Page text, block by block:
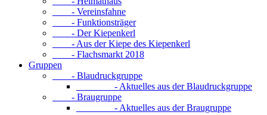
- Vereinsfahne
- Funktionsträger
- Der Kiepenkerl
- Aus der Kiepe des Kiepenkerl
- Flachsmarkt 2018
Gruppen
- Blaudruckgruppe
- Aktuelles aus der Blaudruckgruppe
- Braugruppe
- Aktuelles aus der Braugruppe